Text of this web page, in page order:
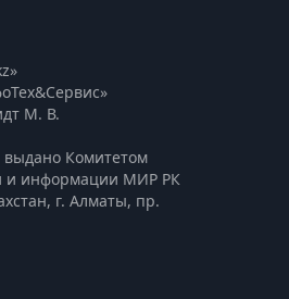
М. В.
выдано Комитетом
и информации МИР РК
г. Алматы, пр.